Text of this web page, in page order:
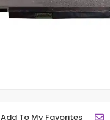
Add To My Favorites